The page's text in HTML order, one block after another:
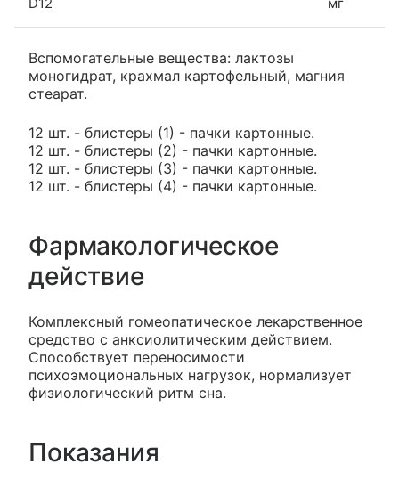
Вспомогательные вещества: лактозы
моногидрат, крахмал картофельный, магния
стеарат.
12 шт. - блистеры (1) - пачки картонные.
12 шт. - блистеры (2) - пачки картонные.
12 шт. - блистеры (3) - пачки картонные.
12 шт. - блистеры (4) - пачки картонные.
Фармакологическое
действие
Комплексный гомеопатическое лекарственное
средство с анксиолитическим действием.
Способствует переносимости
психоэмоциональных нагрузок, нормализует
физиологический ритм сна.
Показания